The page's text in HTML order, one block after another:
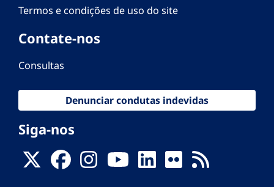
Termos e condições de uso do site
Contate-nos
Consultas
Denunciar condutas indevidas
Siga-nos